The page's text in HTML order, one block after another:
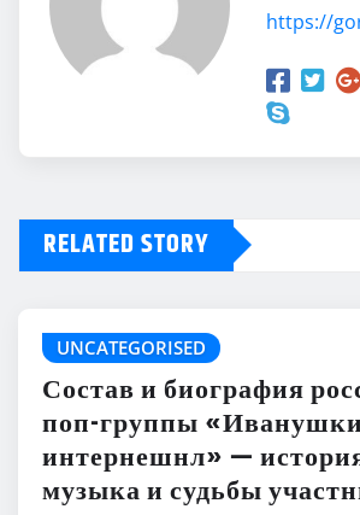
https://
RELATED STORY
UNCATEGORISED
Состав и биография
поп-группы «Иванушки
интернешнл» —
музыка и судьбы